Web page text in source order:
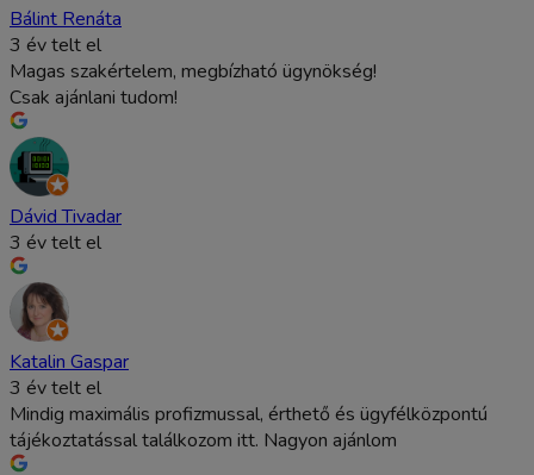
Bálint Renáta
3 év telt el
Magas szakértelem, megbízható ügynökség!
Csak ajánlani tudom!
Dávid Tivadar
3 év telt el
Katalin Gaspar
3 év telt el
Mindig maximális profizmussal, érthető és ügyfélközpontú
tájékoztatással találkozom itt. Nagyon ajánlom